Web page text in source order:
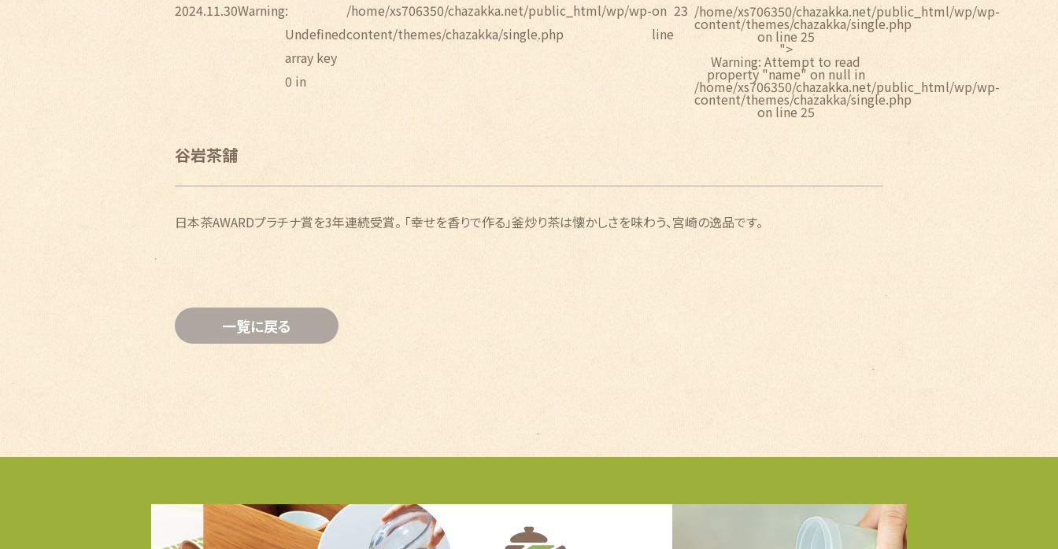
2024.11.30Warning:
Undefined
array key
0 in
/home/xs706350/chazakka.net/public_html/wp/wp-
content/themes/chazakka/single.php
on
line
23 /home/xs706350/chazakka.net/public_html/wp/wp-
content/themes/chazakka/single.php
on line 25
">
Warning: Attempt to read
property "name" on null in
/home/xs706350/chazakka.net/public_html/wp/wp-
content/themes/chazakka/single.php
on line 25
谷岩茶舗
日本茶AWARDプラチナ賞を3年連続受賞。 「幸せを香りで作る」釜炒り茶は懐かしさを味わう、宮崎の逸品です。
一覧に戻る